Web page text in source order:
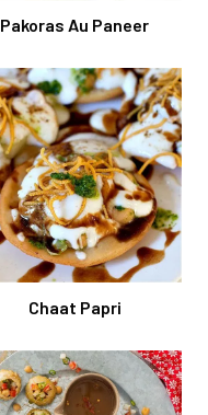
Pakoras Au Paneer
Chaat Papri